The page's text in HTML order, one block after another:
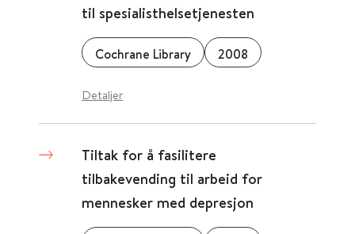
til spesialisthelsetjenesten
Cochrane Library 2008
Detaljer
Tiltak for å fasilitere
tilbakevending til arbeid for
mennesker med depresjon